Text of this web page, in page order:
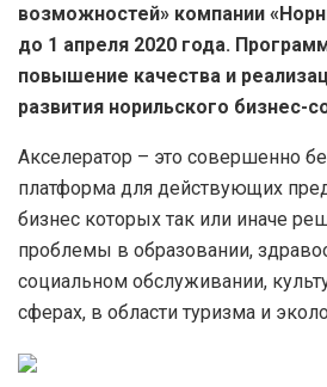
возможностей» компании
до 1 апреля 2020 года.
повышение качества и
развития норильского бизнес-
Акселератор – это совершенно
платформа для действующих
бизнес которых так или иначе
проблемы в образовании,
социальном обслуживании,
сферах, в области туризма и